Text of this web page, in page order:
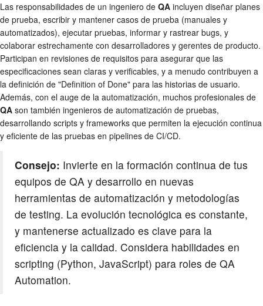
Las responsabilidades de un ingeniero de QA incluyen diseñar planes
de prueba, escribir y mantener casos de prueba (manuales y
automatizados), ejecutar pruebas, informar y rastrear bugs, y
colaborar estrechamente con desarrolladores y gerentes de producto.
Participan en revisiones de requisitos para asegurar que las
especificaciones sean claras y verificables, y a menudo contribuyen a
la definición de "Definition of Done" para las historias de usuario.
Además, con el auge de la automatización, muchos profesionales de
QA son también ingenieros de automatización de pruebas,
desarrollando scripts y frameworks que permiten la ejecución continua
y eficiente de las pruebas en pipelines de CI/CD.
Consejo: Invierte en la formación continua de tus
equipos de QA y desarrollo en nuevas
herramientas de automatización y metodologías
de testing. La evolución tecnológica es constante,
y mantenerse actualizado es clave para la
eficiencia y la calidad. Considera habilidades en
scripting (Python, JavaScript) para roles de QA
Automation.